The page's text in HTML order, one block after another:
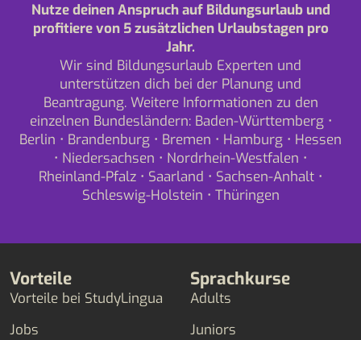
Nutze deinen Anspruch auf Bildungsurlaub und
profitiere von 5 zusätzlichen Urlaubstagen pro
Jahr.
Wir sind Bildungsurlaub Experten und
unterstützen dich bei der Planung und
Beantragung. Weitere Informationen zu den
einzelnen Bundesländern: Baden-Württemberg•
Berlin • Brandenburg • Bremen • Hamburg • Hessen
• Niedersachsen • Nordrhein-Westfalen •
Rheinland-Pfalz • Saarland • Sachsen-Anhalt •
Schleswig-Holstein • Thüringen
Vorteile
Vorteile bei StudyLingua
Jobs
Sprachkurse
Adults
Juniors